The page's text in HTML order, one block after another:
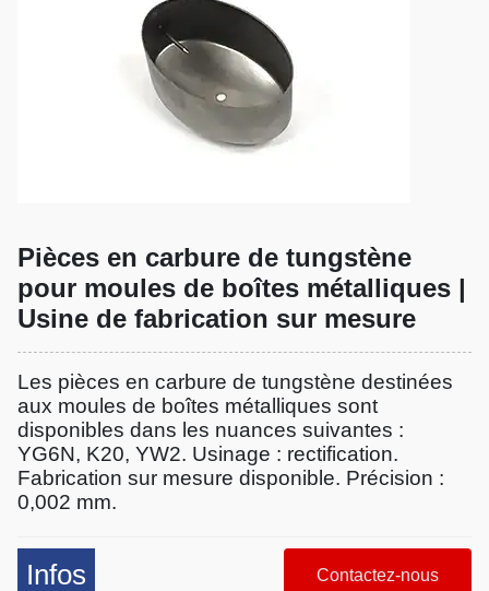
Pièces en carbure de tungstène
pour moules de boîtes métalliques |
Usine de fabrication sur mesure
Les pièces en carbure de tungstène destinées
aux moules de boîtes métalliques sont
disponibles dans les nuances suivantes :
YG6N, K20, YW2. Usinage : rectification.
Fabrication sur mesure disponible. Précision :
0,002 mm.
Infos Contactez-nous